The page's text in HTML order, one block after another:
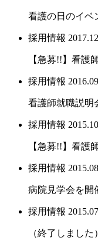
看護の日のイベ
採用情報
【急募!!】看護
採用情報
看護師就職説明
採用情報
【急募!!】看護
採用情報
病院見学会を開
採用情報
（終了しまし